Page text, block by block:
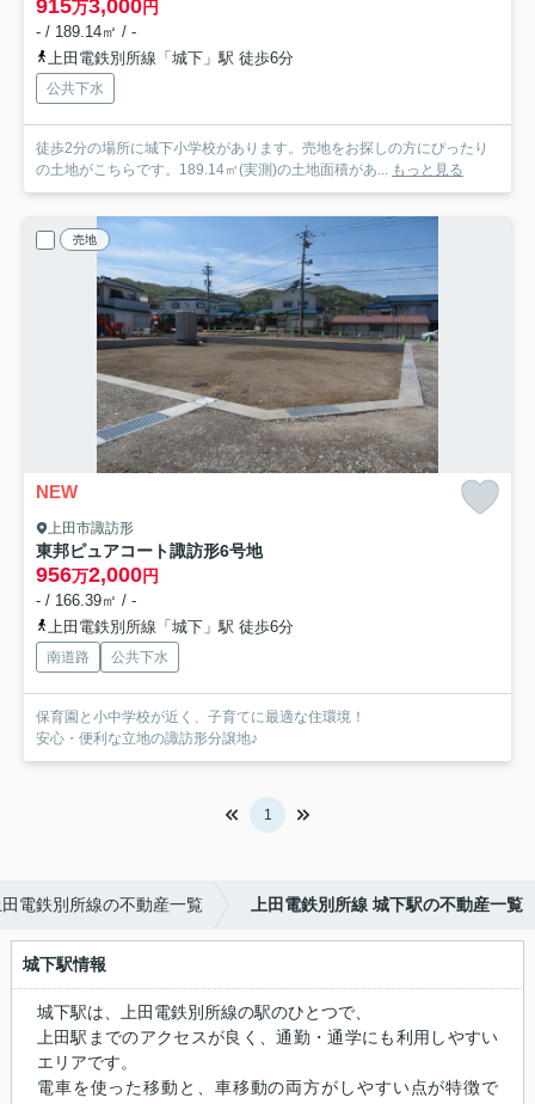
915万3,000円
- / 189.14㎡ / -
上田電鉄別所線「城下」駅 徒歩6分
公共下水
徒歩2分の場所に城下小学校があります。売地をお探しの方にぴったり
の土地がこちらです。189.14㎡(実測)の土地面積があ... もっと見る
売地
NEW
上田市諏訪形
東邦ピュアコート諏訪形6号地
956万2,000円
- / 166.39㎡ / -
上田電鉄別所線「城下」駅 徒歩6分
南道路 公共下水
保育園と小中学校が近く、子育てに最適な住環境！
安心・便利な立地の諏訪形分譲地♪
1
電鉄別所線の不動産一覧 上田電鉄別所線 城下駅の不動産一覧
城下駅情報
城下駅は、上田電鉄別所線の駅のひとつで、
上田駅までのアクセスが良く、通勤・通学にも利用しやすい
エリアです。
電車を使った移動と、車移動の両方がしやすい点が特徴で